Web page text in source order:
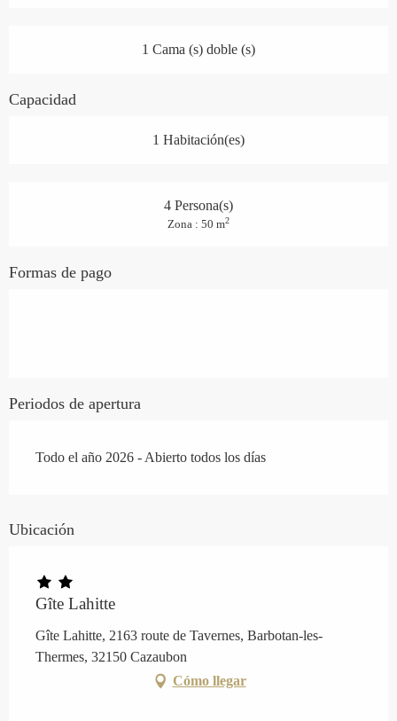
1 Cama (s) doble (s)
Capacidad
1 Habitación(es)
4 Persona(s)
Zona : 50 m2
Formas de pago
Periodos de apertura
Todo el año 2026 - Abierto todos los días
Ubicación
Gîte Lahitte
Gîte Lahitte, 2163 route de Tavernes, Barbotan-les-
Thermes, 32150 Cazaubon
Cómo llegar